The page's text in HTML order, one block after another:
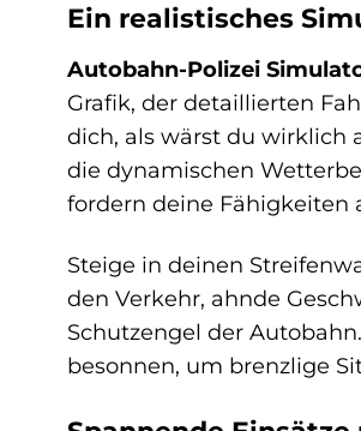
Ein realistisches
Autobahn-Polizei
Grafik, der detaillierten
dich, als wärst du wirklich
die dynamischen
fordern deine Fähigkeiten
Steige in deinen
den Verkehr, ahnde
Schutzengel der
besonnen, um brenzlige